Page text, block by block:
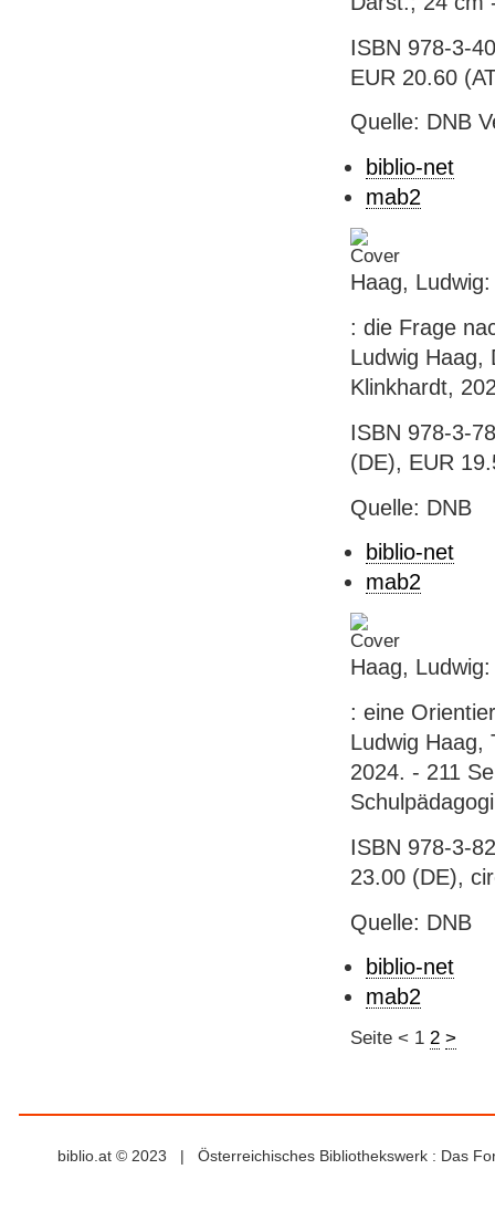
ISBN 978-3-
EUR 20.60
Quelle: DNB
biblio-net
mab2
Haag,
: die Frage
Ludwig Haag,
Klinkhardt,
ISBN 978-3-
(DE), EUR
Quelle: DNB
biblio-net
mab2
Haag,
: eine
Ludwig Haag,
2024. - 211
ISBN 978-3-
23.00 (DE),
Quelle: DNB
biblio-net
mab2
Seite < 1 2 >
biblio.at © 2023 | Österreichisches Bibliothekswerk : Das